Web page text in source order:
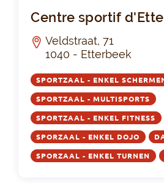
Centre sportif
Veldstraat, 71
1040 - Etterbeek
SPORTZAAL - ENKEL
SPORTZAAL - MULTISPORTS
SPORTZAAL - ENKEL FITNESS
SPORZAAL - ENKEL DOJO
SPORZAAL - ENKEL TURNEN